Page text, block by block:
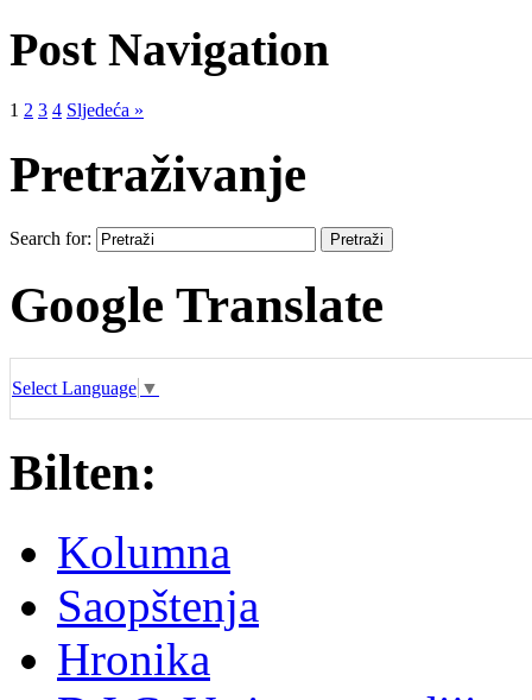
Post Navigation
1 2 3 4 Sljedeća »
Pretraživanje
Search for:
Google Translate
Select Language ▼
Bilten:
Kolumna
Saopštenja
Hronika